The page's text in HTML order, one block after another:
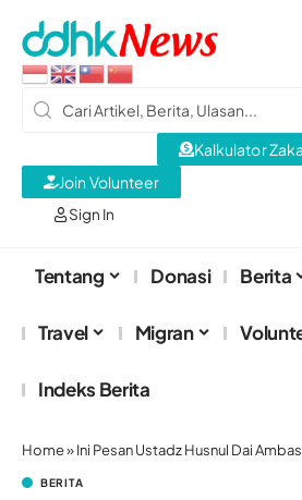
Sign In
Kalkulator
Join Volunteer
Tentang Donasi Berita
Travel Migran
Indeks Berita
Home»Ini Pesan Ustadz Husnul Dai Ambassador
BERITA